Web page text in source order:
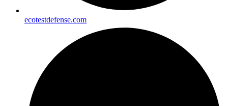
ecotestdefense.com